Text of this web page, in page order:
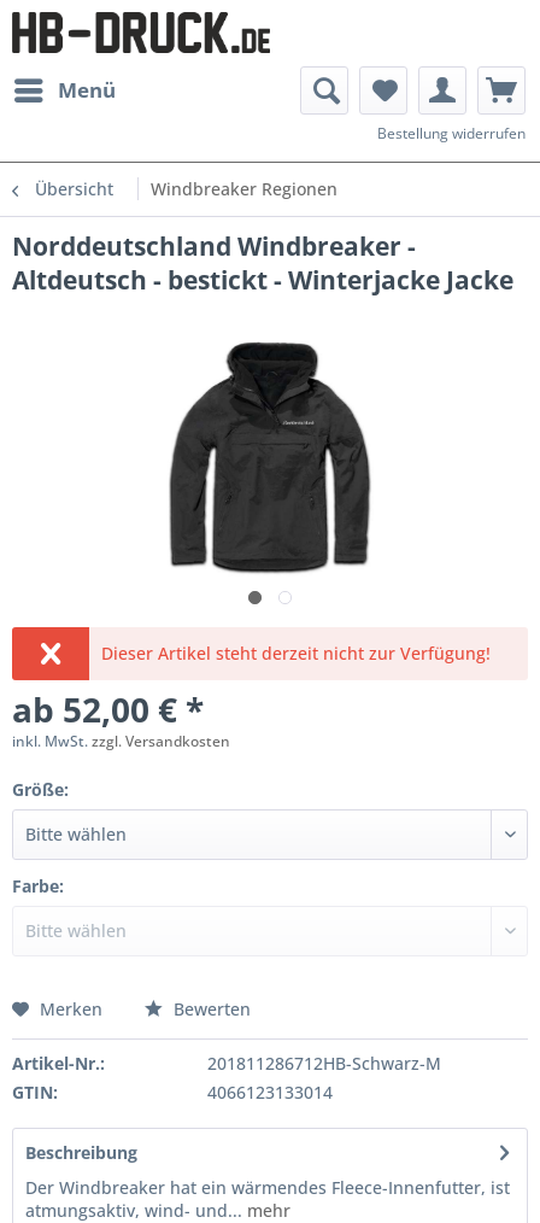
Menü
Bestellung widerrufen
Übersicht Windbreaker Regionen
Norddeutschland Windbreaker -
Altdeutsch - bestickt - Winterjacke Jacke
Dieser Artikel steht derzeit nicht zur Verfügung!
ab 52,00 € *
inkl. MwSt.zzgl. Versandkosten
Größe:
Farbe:
Merken Bewerten
Artikel-Nr.:
201811286712HB-Schwarz-M
GTIN:
4066123133014
Beschreibung
Der Windbreaker hat ein wärmendes Fleece-Innenfutter, ist
atmungsaktiv, wind- und... mehr